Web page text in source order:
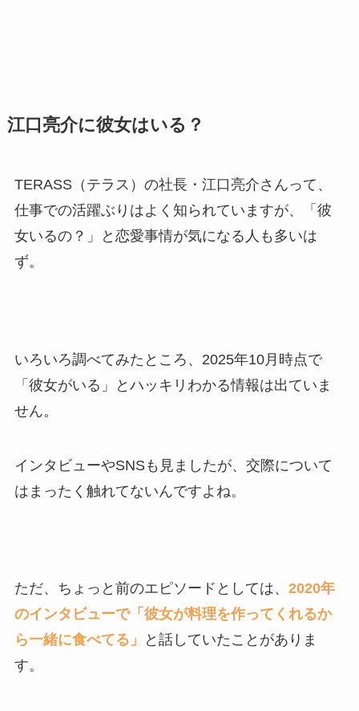
江口亮介に彼女はいる？
TERASS（テラス）の社長・江口亮介さんって、
仕事での活躍ぶりはよく知られていますが、「彼
女いるの？」と恋愛事情が気になる人も多いは
ず。
いろいろ調べてみたところ、2025年10月時点で
「彼女がいる」とハッキリわかる情報は出ていま
せん。
インタビューやSNSも見ましたが、交際について
はまったく触れてないんですよね。
ただ、ちょっと前のエピソードとしては、 2020年
のインタビューで「彼女が料理を作ってくれるか
ら一緒に食べてる」
と話していたことがありま
す。